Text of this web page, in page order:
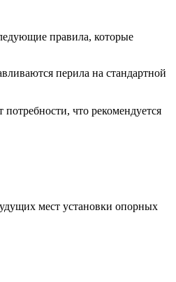
правила, которые
перила на стандартной
что рекомендуется
мест установки опорных